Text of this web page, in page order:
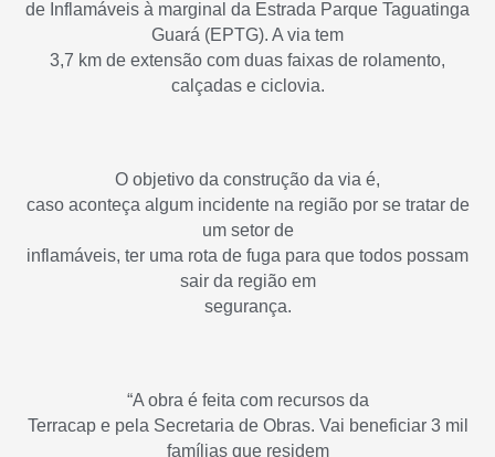
de Inflamáveis à marginal da Estrada Parque Taguatinga
Guará (EPTG). A via tem
3,7 km de extensão com duas faixas de rolamento,
calçadas e ciclovia.
O objetivo da construção da via é,
caso aconteça algum incidente na região por se tratar de
um setor de
inflamáveis, ter uma rota de fuga para que todos possam
sair da região em
segurança.
“A obra é feita com recursos da
Terracap e pela Secretaria de Obras. Vai beneficiar 3 mil
famílias que residem